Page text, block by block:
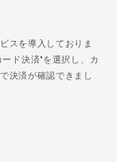
スを導入しておりま
ド決済"を選択し、カ
決済が確認できまし